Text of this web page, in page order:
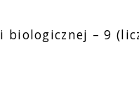
biologicznej – 9